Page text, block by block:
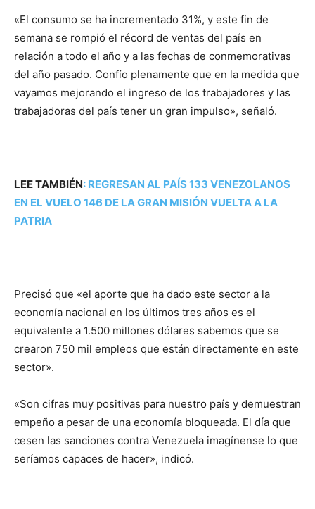
«El consumo se ha incrementado 31%, y este fin de
semana se rompió el récord de ventas del país en
relación a todo el año y a las fechas de conmemorativas
del año pasado. Confío plenamente que en la medida que
vayamos mejorando el ingreso de los trabajadores y las
trabajadoras del país tener un gran impulso», señaló.
LEE TAMBIÉN: REGRESAN AL PAÍS 133 VENEZOLANOS
EN EL VUELO 146 DE LA GRAN MISIÓN VUELTA A LA
PATRIA
Precisó que «el aporte que ha dado este sector a la
economía nacional en los últimos tres años es el
equivalente a 1.500 millones dólares sabemos que se
crearon 750 mil empleos que están directamente en este
sector».
«Son cifras muy positivas para nuestro país y demuestran
empeño a pesar de una economía bloqueada. El día que
cesen las sanciones contra Venezuela imagínense lo que
seríamos capaces de hacer», indicó.